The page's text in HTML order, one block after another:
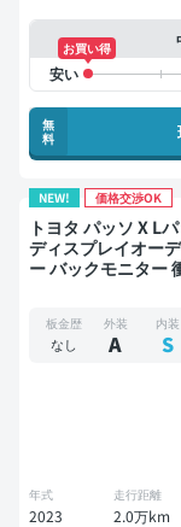
お買い得
無
料
NEW! 価格交渉OK
トヨタ パッソ X Lパッケージ 美品 禁
ディスプレイオー
ー バックモニター
板金歴
なし
外装
A
内装
S
年式
2023
走行距離
2.0万km